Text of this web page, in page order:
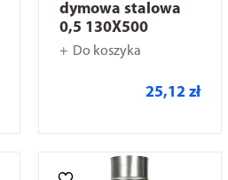
dymowa stalowa
0,5 130X500
Do koszyka
25,12 zł